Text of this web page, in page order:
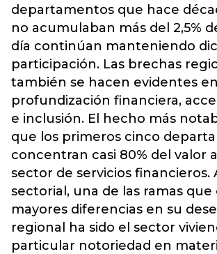
departamentos que hace
no acumulaban más del 2,5%
día continúan manteniendo
participación. Las brechas
también se hacen evidentes
profundización financiera,
e inclusión. El hecho más
que los primeros cinco
concentran casi 80% del valor
sector de servicios financieros.
sectorial, una de las ramas que
mayores diferencias en su
regional ha sido el sector
particular notoriedad en